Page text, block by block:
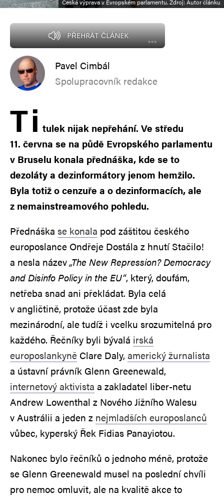
Česká výprava v Evropském parlamentu. Zdroj: Autor článku
PŘEHRÁT ČLÁNEK
Pavel Cimbál
Spolupracovník redakce
Ti tulek nijak nepřehání. Ve středu
11. června se na půdě Evropského parlamentu
v Bruselu konala přednáška, kde se to
dezoláty a dezinformátory jenom hemžilo.
Byla totiž o cenzuře a o dezinformacích, ale
z nemainstreamového pohledu.
Přednáška se konala pod záštitou českého
europoslance Ondřeje Dostála z hnutí Stačilo!
a nesla název„The New Repression? Democracy
and Disinfo Policy in the EU“, který, doufám,
netřeba snad ani překládat. Byla celá
v angličtině, protože účast zde byla
mezinárodní, ale tudíž i vcelku srozumitelná pro
každého. Řečníky byli bývalá irská
europoslankyně Clare Daly, americký žurnalista
a ústavní právník Glenn Greenewald,
internetový aktivista a zakladatel liber-netu
Andrew Lowenthal z Nového Jižního Walesu
v Austrálii a jeden z nejmladších europoslanců
vůbec, kyperský Řek Fidias Panayiotou.
Nakonec bylo řečníků o jednoho méně, protože
se Glenn Greenewald musel na poslední chvíli
pro nemoc omluvit, ale na kvalitě akce to